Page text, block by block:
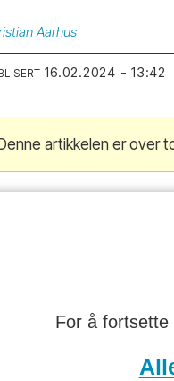
Aarhus
16.02.2024 - 13:42
artikkelen er over
For å fortsette